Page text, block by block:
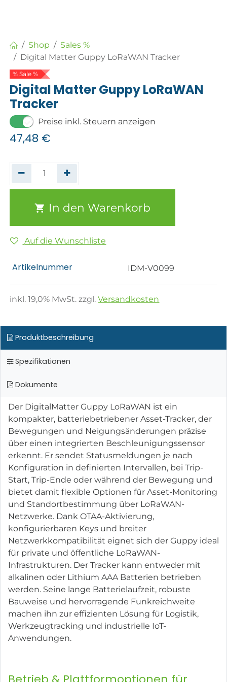
Shop
Sales %
Digital Matter Guppy LoRaWAN Tracker
% Sale %
Digital Matter Guppy LoRaWAN
Tracker
Preise inkl. Steuern anzeigen
47,48 €
In den Warenkorb
Auf die Wunschliste
Artikelnummer IDM-V0099
inkl.19,0% MwSt. zzgl.Versandkosten
Produktbeschreibung
Spezifikationen
Dokumente
Der DigitalMatter Guppy LoRaWAN ist ein
kompakter, batteriebetriebener Asset-Tracker, der
Bewegungen und Neigungsänderungen präzise
über einen integrierten Beschleunigungssensor
erkennt. Er sendet Statusmeldungen je nach
Konfiguration in definierten Intervallen, bei Trip-
Start, Trip-Ende oder während der Bewegung und
bietet damit flexible Optionen für Asset-Monitoring
und Standortbestimmung über LoRaWAN-
Netzwerke. Dank OTAA-Aktivierung,
konfigurierbaren Keys und breiter
Netzwerkkompatibilität eignet sich der Guppy ideal
für private und öffentliche LoRaWAN-
Infrastrukturen. Der Tracker kann entweder mit
alkalinen oder Lithium AAA Batterien betrieben
werden. Seine lange Batterielaufzeit, robuste
Bauweise und hervorragende Funkreichweite
machen ihn zur effizienten Lösung für Logistik,
Werkzeugtracking und industrielle IoT-
Anwendungen.